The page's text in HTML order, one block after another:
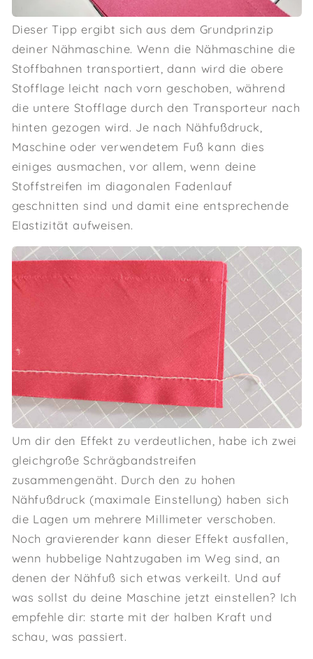
Dieser Tipp ergibt sich aus dem Grundprinzip
deiner Nähmaschine. Wenn die Nähmaschine die
Stoffbahnen transportiert, dann wird die obere
Stofflage leicht nach vorn geschoben, während
die untere Stofflage durch den Transporteur nach
hinten gezogen wird. Je nach Nähfußdruck,
Maschine oder verwendetem Fuß kann dies
einiges ausmachen, vor allem, wenn deine
Stoffstreifen im diagonalen Fadenlauf
geschnitten sind und damit eine entsprechende
Elastizität aufweisen.
Um dir den Effekt zu verdeutlichen, habe ich zwei
gleichgroße Schrägbandstreifen
zusammengenäht. Durch den zu hohen
Nähfußdruck (maximale Einstellung) haben sich
die Lagen um mehrere Millimeter verschoben.
Noch gravierender kann dieser Effekt ausfallen,
wenn hubbelige Nahtzugaben im Weg sind, an
denen der Nähfuß sich etwas verkeilt. Und auf
was sollst du deine Maschine jetzt einstellen? Ich
empfehle dir: starte mit der halben Kraft und
schau, was passiert.